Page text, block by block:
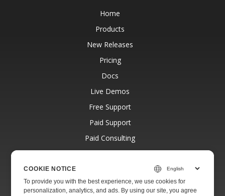
Home
Products
New Releases
Pricing
Docs
Live Demos
Free Support
Paid Support
Paid Consulting
Blog
About
COOKIE NOTICE
To provide you with the best experience, we use cookies for
personalization, analytics, and ads. By using our site, you agree